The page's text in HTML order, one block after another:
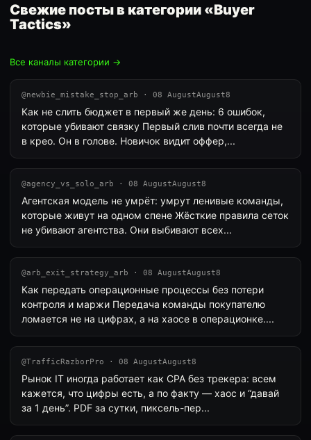
Свежие посты в категории «Buyer
Tactics»
Все каналы категории →
@newbie_mistake_stop_arb · 08 AugustAugust8
Как не слить бюджет в первый же день: 6 ошибок,
которые убивают связку Первый слив почти всегда не
в крео. Он в голове. Новичок видит оффер,...
@agency_vs_solo_arb · 08 AugustAugust8
Агентская модель не умрёт: умрут ленивые команды,
которые живут на одном спене Жёсткие правила сеток
не убивают агентства. Они выбивают всех...
@arb_exit_strategy_arb · 08 AugustAugust8
Как передать операционные процессы без потери
контроля и маржи Передача команды покупателю
ломается не на цифрах, а на хаосе в операционке....
@TrafficRazborPro · 08 AugustAugust8
Рынок IT иногда работает как CPA без трекера: всем
кажется, что цифры есть, а по факту — хаос и “давай
за 1 день”. PDF за сутки, пиксель-пер...